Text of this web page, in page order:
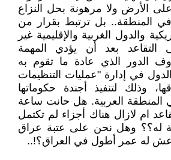
الأرض ولا مرهونة بحل النزاع
في المنطقة.. بل ترتبط بقرار من
والدول الغربية والإقليمية غير
التقاعد بعد أن يؤدي المهمة
الدور الذي عادة ما تقوم به
في إدارة "عمليات التنظيمات
وذلك لتنفيذ أجندة حكوماتها
المنطقة العربية. هل حانت ساعة
ام لازال هناك أجزاء لم تكتمل
له؟؟ وهل نحن على عتبة عراق
له عمر أطول في العراق؟!..